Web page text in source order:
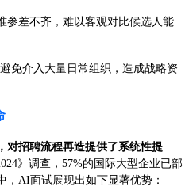
参差不齐，难以客观对比候选人能
免介入大量日常组织，造成战略资
对招聘流程再造提供了系统性提
》调查，57%的国际大型企业已部
AI面试展现出如下显著优势：